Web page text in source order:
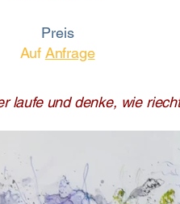
Preis
Auf Anfrage
laufe und denke, wie